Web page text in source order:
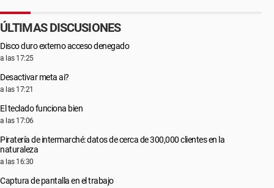
ÚLTIMAS DISCUSIONES
Disco duro externo acceso denegado
a las 17:25
Desactivar meta ai?
a las 17:21
El teclado funciona bien
a las 17:06
Piratería de intermarché: datos de cerca de 300,000 clientes en la
naturaleza
a las 16:30
Captura de pantalla en el trabajo